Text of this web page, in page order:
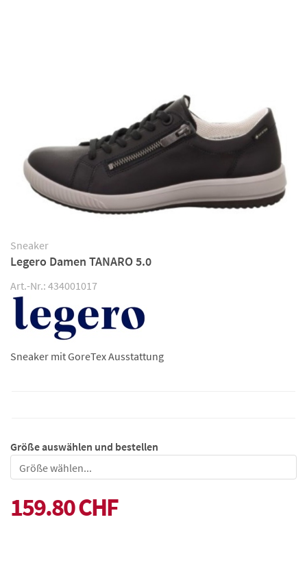
Sneaker
Legero Damen TANARO 5.0
Art.-Nr.: 434001017
Sneaker mit GoreTex Ausstattung
Größe auswählen und bestellen
Größe
159.80 CHF